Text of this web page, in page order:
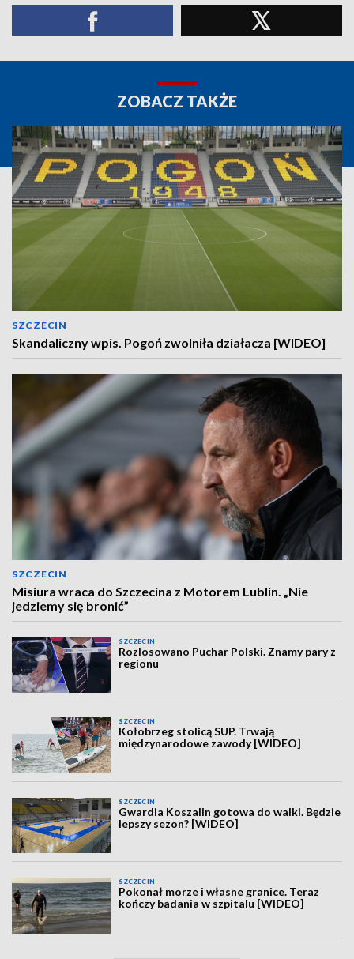
ZOBACZ TAKŻE
SZCZECIN
Skandaliczny wpis. Pogoń zwolniła działacza [WIDEO]
SZCZECIN
Misiura wraca do Szczecina z Motorem Lublin. „Nie
jedziemy się bronić”
SZCZECIN
Rozlosowano Puchar Polski. Znamy pary z
regionu
SZCZECIN
Kołobrzeg stolicą SUP. Trwają
międzynarodowe zawody [WIDEO]
SZCZECIN
Gwardia Koszalin gotowa do walki. Będzie
lepszy sezon? [WIDEO]
SZCZECIN
Pokonał morze i własne granice. Teraz
kończy badania w szpitalu [WIDEO]